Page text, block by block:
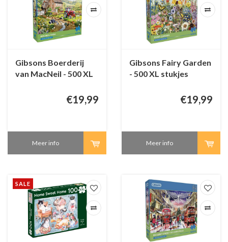
Gibsons Boerderij
van MacNeil - 500 XL
€19,99
Meer info
Gibsons Fairy Garden
- 500 XL stukjes
€19,99
Meer info
SALE